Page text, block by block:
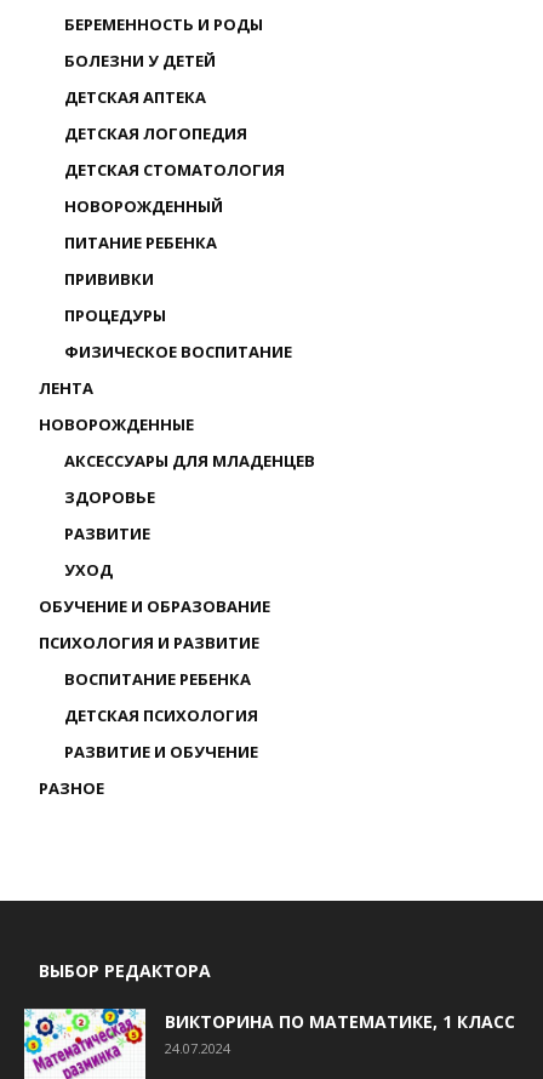
БЕРЕМЕННОСТЬ И РОДЫ
БОЛЕЗНИ У ДЕТЕЙ
ДЕТСКАЯ АПТЕКА
ДЕТСКАЯ ЛОГОПЕДИЯ
ДЕТСКАЯ СТОМАТОЛОГИЯ
НОВОРОЖДЕННЫЙ
ПИТАНИЕ РЕБЕНКА
ПРИВИВКИ
ПРОЦЕДУРЫ
ФИЗИЧЕСКОЕ ВОСПИТАНИЕ
ЛЕНТА
НОВОРОЖДЕННЫЕ
АКСЕССУАРЫ ДЛЯ МЛАДЕНЦЕВ
ЗДОРОВЬЕ
РАЗВИТИЕ
УХОД
ОБУЧЕНИЕ И ОБРАЗОВАНИЕ
ПСИХОЛОГИЯ И РАЗВИТИЕ
ВОСПИТАНИЕ РЕБЕНКА
ДЕТСКАЯ ПСИХОЛОГИЯ
РАЗВИТИЕ И ОБУЧЕНИЕ
РАЗНОЕ
ВЫБОР РЕДАКТОРА
ВИКТОРИНА ПО МАТЕМАТИКЕ, 1 КЛАСС
24.07.2024